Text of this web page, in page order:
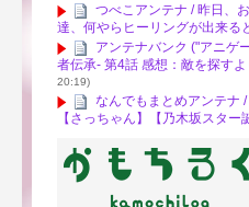
つべこアンテナ / 昨日、
達、何やらヒーリングが出来る
アンテナバンク ("アニゲ
者伝承- 第4話 感想：敵を探す
20:19)
なんでもまとめアンテナ
【さっちゃん】【乃木坂スター